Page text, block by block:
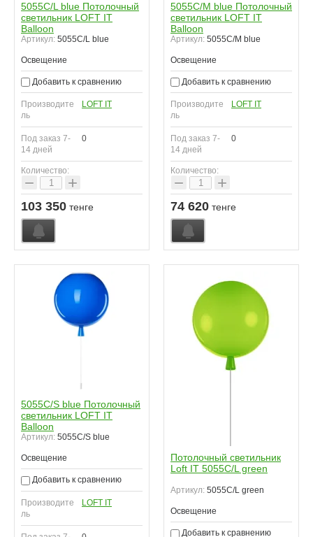
5055C/L blue Потолочный
светильник LOFT IT
Balloon
Артикул: 5055C/L blue
Освещение
Добавить к сравнению
Производите
ль
LOFT IT
Под заказ 7-
14 дней
0
Количество:
− +
103 350 тенге
5055C/M blue Потолочный
светильник LOFT IT
Balloon
Артикул: 5055C/M blue
Освещение
Добавить к сравнению
Производите
ль
LOFT IT
Под заказ 7-
14 дней
0
Количество:
− +
74 620 тенге
5055C/S blue Потолочный
светильник LOFT IT
Balloon
Артикул: 5055C/S blue
Освещение
Добавить к сравнению
Производите
ль
LOFT IT
Потолочный светильник
Loft IT 5055C/L green
Артикул: 5055C/L green
Освещение
Добавить к сравнению